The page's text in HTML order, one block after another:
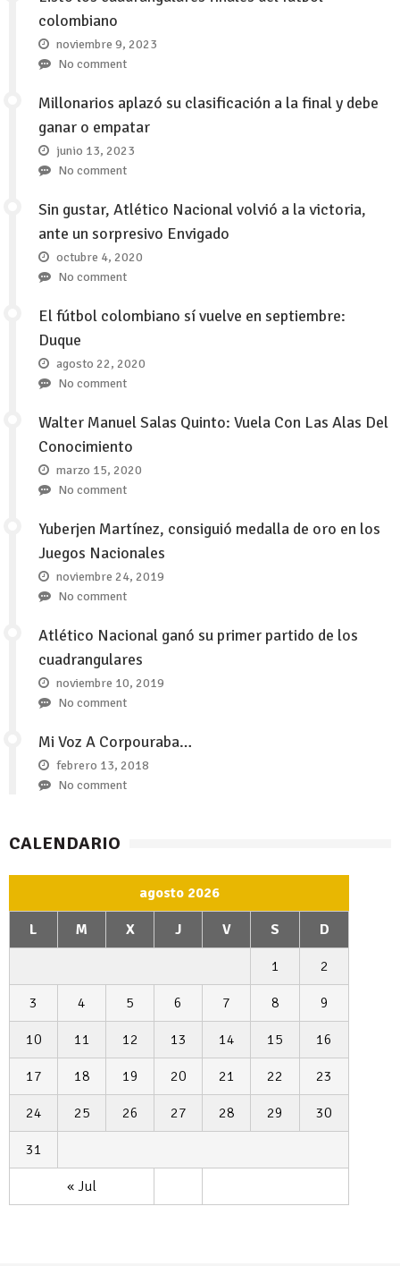
colombiano
noviembre 9, 2023
No comment
Millonarios aplazó su clasificación a la final y debe
ganar o empatar
junio 13, 2023
No comment
Sin gustar, Atlético Nacional volvió a la victoria,
ante un sorpresivo Envigado
octubre 4, 2020
No comment
El fútbol colombiano sí vuelve en septiembre:
Duque
agosto 22, 2020
No comment
Walter Manuel Salas Quinto: Vuela Con Las Alas Del
Conocimiento
marzo 15, 2020
No comment
Yuberjen Martínez, consiguió medalla de oro en los
Juegos Nacionales
noviembre 24, 2019
No comment
Atlético Nacional ganó su primer partido de los
cuadrangulares
noviembre 10, 2019
No comment
Mi Voz A Corpouraba…
febrero 13, 2018
No comment
CALENDARIO
agosto 2026
L M X J V S D
« Jul
1 2
3 4 5 6 7 8 9
10 11 12 13 14 15 16
17 18 19 20 21 22 23
24 25 26 27 28 29 30
31